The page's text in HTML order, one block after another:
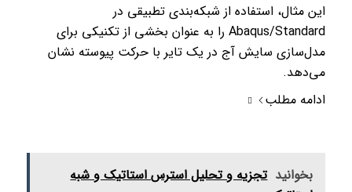
این مثال، استفاده از شبکه‌بندی تطبیقی ​​در
Abaqus/Standard را به عنوان بخشی از تکنیکی برای
مدل‌سازی سایش آج در یک تایر با حرکت پیوسته نشان
می‌دهد.
ادامه مطلب
بخوانید تجزیه و تحلیل استرس استاتیک و شبه